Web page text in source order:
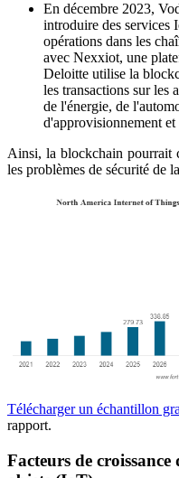
En décembre 2023,
introduire des services
opérations dans les
avec Nexxiot, une
Deloitte utilise la
les transactions sur les
de l'énergie, de
d'approvisionnement
Ainsi, la blockchain pourrait
les problèmes de sécurité de
Télécharger un échantillon
rapport.
Facteurs de